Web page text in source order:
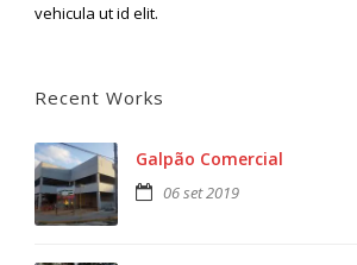
vehicula ut id elit.
Recent Works
Galpão Comercial
06 set 2019